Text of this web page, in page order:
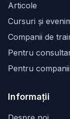
Articole
Cursuri și
Companii de
Pentru
Pentru companii
Informații